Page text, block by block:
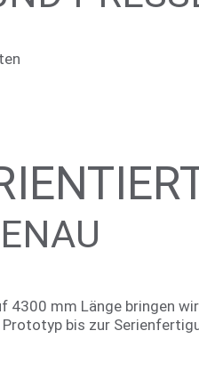
4300 mm Länge bringen
bis zur